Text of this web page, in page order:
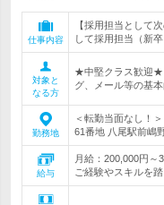
仕事内容
【採用担当として
して採用担当（新
対象と
なる方
★中堅クラス歓迎★
グ、メール等の基
勤務地
＜転勤当面なし！
61番地 八尾駅前嶋
給与
月給：200,000円
ご経験やスキルを